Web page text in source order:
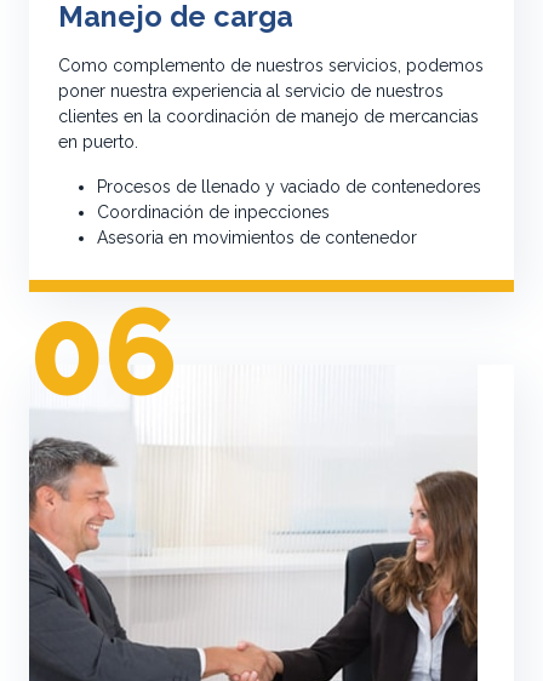
Manejo de carga
Como complemento de nuestros servicios, podemos
poner nuestra experiencia al servicio de nuestros
clientes en la coordinación de manejo de mercancias
en puerto.
Procesos de llenado y vaciado de contenedores
Coordinación de inpecciones
Asesoria en movimientos de contenedor
06